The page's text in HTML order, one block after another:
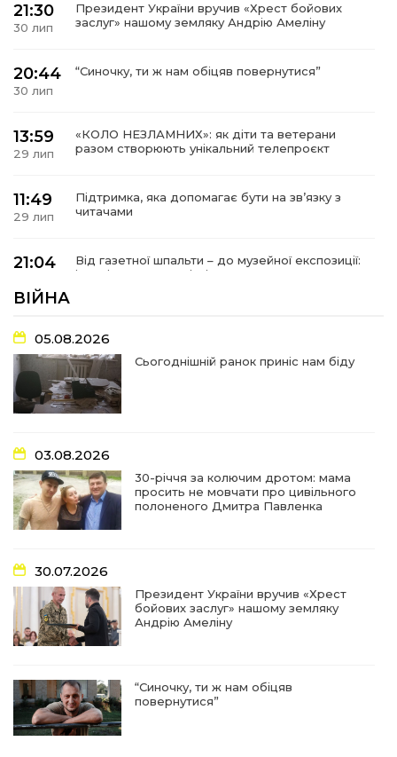
21:30
30 лип
Президент України вручив «Хрест бойових
заслуг» нашому земляку Андрію Амеліну
20:44
30 лип
“Синочку, ти ж нам обіцяв повернутися”
13:59
29 лип
«КОЛО НЕЗЛАМНИХ»: як діти та ветерани
разом створюють унікальний телепроєкт
11:49
29 лип
Підтримка, яка допомагає бути на зв’язку з
читачами
21:04
Від газетної шпальти – до музейної експозиції:
історії Героїв Барвінківщини стали частиною
17:18
27 лип
У Барвінківській громаді вшанували людей
найгуманнішої професії
16:29
22 лип
Медики Барвінківської громади
вдосконалюють професійні навички
15:09
22 лип
У Пригожому з дітьми та їх батьками
працювали фахівці благодійного фонду
07:17
“Мені й досі сниться син”: чотири роки світлої
11:06
20 лип
За дві доби — серія ворожих ударів по
Барвінківській громаді
14:38
У Барвінковому сталася пожежа у житловій
13:52
10 лип
Посмертні нагороди Героям: у Барвінковому
вшанували полеглих Захисників України
ВІЙНА
05.08.2026
Сьогоднішній ранок приніс нам біду
03.08.2026
30-річчя за колючим дротом: мама
просить не мовчати про цивільного
полоненого Дмитра Павленка
30.07.2026
Президент України вручив «Хрест
бойових заслуг» нашому земляку
Андрію Амеліну
“Синочку, ти ж нам обіцяв
повернутися”